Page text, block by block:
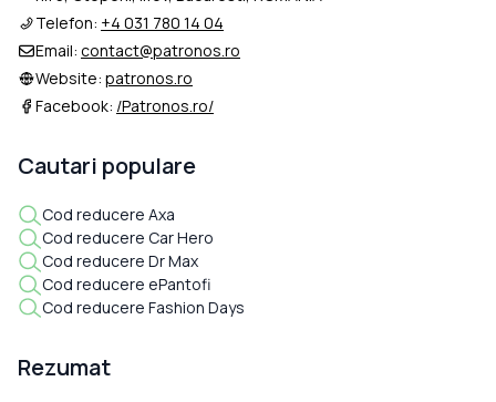
Telefon: +4 031 780 14 04
Email: contact@patronos.ro
Website: patronos.ro
Facebook: /Patronos.ro/
Cautari populare
Cod reducere Axa
Cod reducere Car Hero
Cod reducere Dr Max
Cod reducere ePantofi
Cod reducere Fashion Days
Rezumat